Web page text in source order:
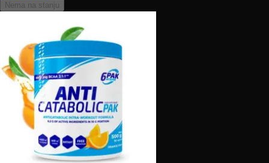
Nema na stanju